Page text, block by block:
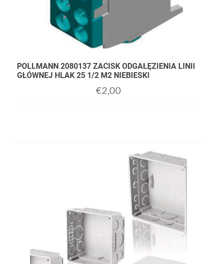
POLLMANN 2080137 ZACISK ODGAŁĘZIENIA LINII
GŁÓWNEJ HLAK 25 1/2 M2 NIEBIESKI
€2,00